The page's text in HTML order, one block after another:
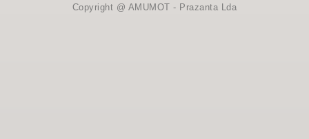
Copyright @ AMUMOT - Prazanta Lda